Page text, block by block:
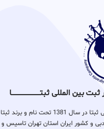
ثبتـــــــــــــــــــــــــــــا
مرکز تخصصی ثبتا در سال 1381 تحت
و کشور ایران استان تهران تاسیس